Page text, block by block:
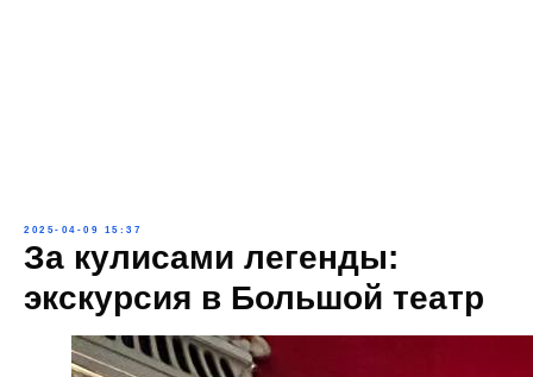
2025-04-09 15:37
За кулисами легенды:
экскурсия в Большой театр